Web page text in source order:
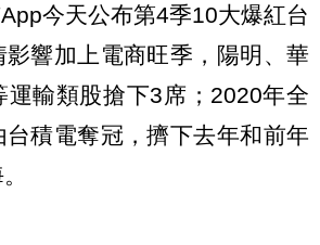
今天公布第4季10大爆紅台
影響加上電商旺季，陽明、華
運輸類股搶下3席；2020年全
積電奪冠，擠下去年和前年